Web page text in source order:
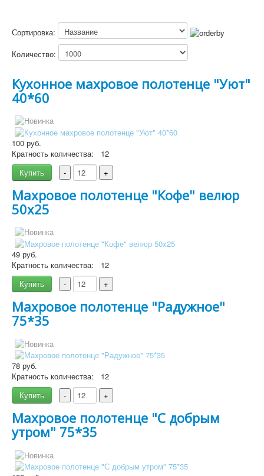
Сортировка:
Количество:
Кухонное махровое полотенце "Уют"
40*60
Подробнее
100 руб.
Кратность количества:
12
Купить
- +
Махровое полотенце "Кофе" велюр
50x25
Подробнее
49 руб.
Кратность количества:
12
Купить
- +
Махровое полотенце "Радужное"
75*35
Подробнее
78 руб.
Кратность количества:
12
Купить
- +
Махровое полотенце "С добрым
утром" 75*35
Подробнее